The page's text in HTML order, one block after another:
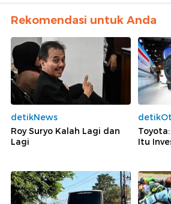
Rekomendasi untuk Anda
detikNews
Roy Suryo Kalah Lagi dan
Lagi
Itu